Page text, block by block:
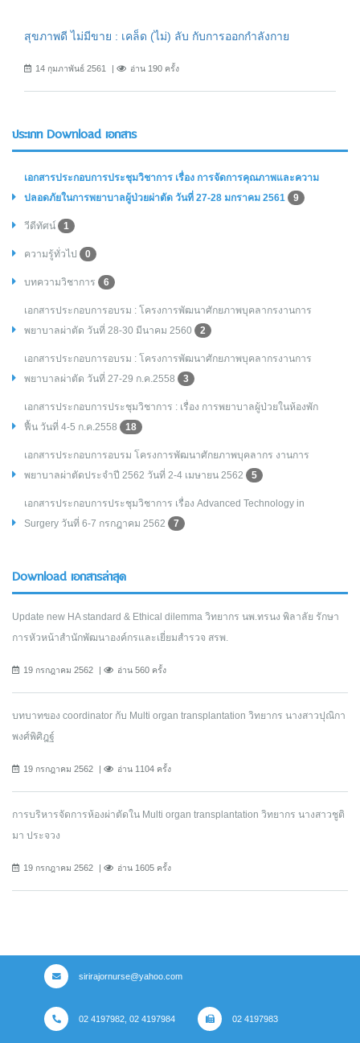
สุขภาพดี ไม่มีขาย : เคล็ด (ไม่) ลับ กับการออกกำลังกาย
14 กุมภาพันธ์ 2561 อ่าน 190 ครั้ง
ประเภท Download เอกสาร
เอกสารประกอบการประชุมวิชาการ เรื่อง การจัดการคุณภาพและความ
ปลอดภัยในการพยาบาลผู้ป่วยผ่าตัด วันที่ 27-28 มกราคม 2561
9
วีดีทัศน์ 1
ความรู้ทั่วไป 0
บทความวิชาการ 6
เอกสารประกอบการอบรม : โครงการพัฒนาศักยภาพบุคลากรงานการ
พยาบาลผ่าตัด วันที่ 28-30 มีนาคม 2560
2
เอกสารประกอบการอบรม : โครงการพัฒนาศักยภาพบุคลากรงานการ
พยาบาลผ่าตัด วันที่ 27-29 ก.ค.2558
3
เอกสารประกอบการประชุมวิชาการ : เรื่อง การพยาบาลผู้ป่วยในห้องพัก
ฟื้น วันที่ 4-5 ก.ค.2558
18
เอกสารประกอบการอบรม โครงการพัฒนาศักยภาพบุคลากร งานการ
พยาบาลผ่าตัดประจำปี 2562 วันที่ 2-4 เมษายน 2562
5
เอกสารประกอบการประชุมวิชาการ เรื่อง Advanced Technology in
Surgery วันที่ 6-7 กรกฎาคม 2562
7
Download เอกสารล่าสุด
Update new HA standard & Ethical dilemma วิทยากร นพ.ทรนง พิลาลัย รักษา
การหัวหน้าสำนักพัฒนาองค์กรและเยี่ยมสำรวจ สรพ.
19 กรกฎาคม 2562 อ่าน 560 ครั้ง
บทบาทของ coordinator กับ Multi organ transplantation วิทยากร นางสาวปุณิกา
พงศ์พิศิฎฐ์
19 กรกฎาคม 2562 อ่าน 1104 ครั้ง
การบริหารจัดการห้องผ่าตัดใน Multi organ transplantation วิทยากร นางสาวชูติ
มา ประจวง
19 กรกฎาคม 2562 อ่าน 1605 ครั้ง
sirirajornurse@yahoo.com
02 4197982, 02 4197984 02 4197983